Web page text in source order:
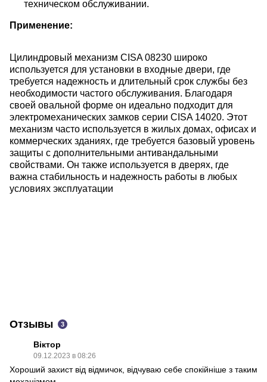
техническом обслуживании.
Применение:
Цилиндровый механизм CISA 08230 широко
используется для установки в входные двери, где
требуется надежность и длительный срок службы без
необходимости частого обслуживания. Благодаря
своей овальной форме он идеально подходит для
электромеханических замков серии CISA 14020. Этот
механизм часто используется в жилых домах, офисах и
коммерческих зданиях, где требуется базовый уровень
защиты с дополнительными антивандальными
свойствами. Он также используется в дверях, где
важна стабильность и надежность работы в любых
условиях эксплуатации
Отзывы 3
Віктор
09.12.2023 в 08:26
Хороший захист від відмичок, відчуваю себе спокійніше з таким